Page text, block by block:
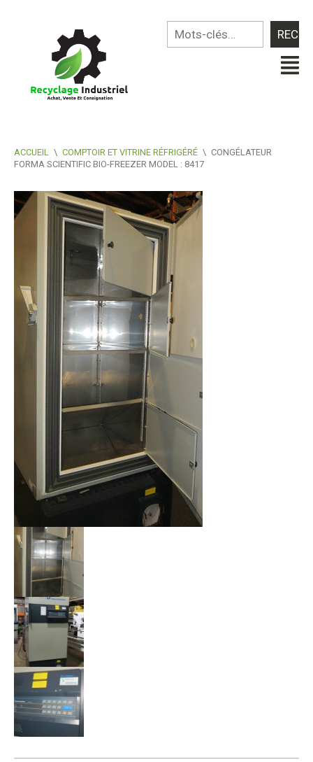
ACCUEIL \ COMPTOIR ET VITRINE RÉFRIGÉRÉ \ CONGÉLATEUR
FORMA SCIENTIFIC BIO-FREEZER MODEL : 8417